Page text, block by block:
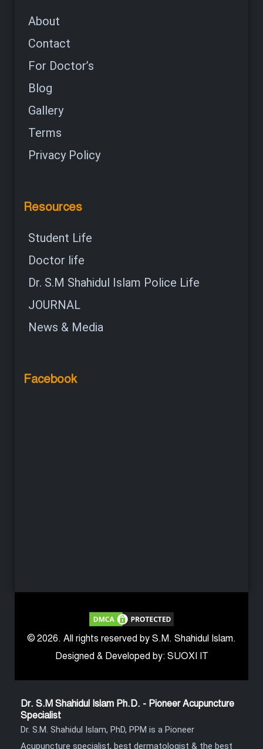
About
Contact
For Doctor’s
Blog
Gallery
Terms
Privacy Policy
Resources
Student Life
Doctor life
Dr. S.M Shahidul Islam Police Life
JOURNAL
News & Media
Facebook
© 2026. All rights reserved by S.M. Shahidul Islam.
Designed & Developed by: SUOXI IT
Dr. S.M Shahidul Islam Ph.D. - Pioneer Acupuncture
Specialist
Dr. S.M. Shahidul Islam, PhD, PPM is a Pioneer
Acupuncture specialist, best dermatologist & the best